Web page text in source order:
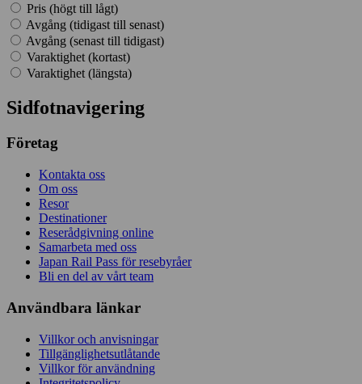
Pris (högt till lågt)
Avgång (tidigast till senast)
Avgång (senast till tidigast)
Varaktighet (kortast)
Varaktighet (längsta)
Sidfotnavigering
Företag
Kontakta oss
Om oss
Resor
Destinationer
Reserådgivning online
Samarbeta med oss
Japan Rail Pass för resebyråer
Bli en del av vårt team
Användbara länkar
Villkor och anvisningar
Tillgänglighetsutlåtande
Villkor för användning